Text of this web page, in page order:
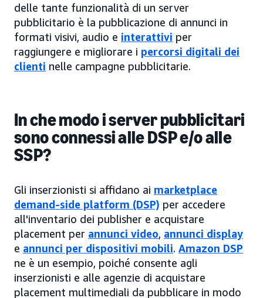
delle tante funzionalità di un server
pubblicitario è la pubblicazione di annunci in
formati visivi, audio e interattivi per
raggiungere e migliorare i percorsi digitali dei
clienti nelle campagne pubblicitarie.
In che modo i server pubblicitari
sono connessi alle DSP e/o alle
SSP?
Gli inserzionisti si affidano ai marketplace
demand-side platform (DSP) per accedere
all'inventario dei publisher e acquistare
placement per annunci video, annunci display
e annunci per dispositivi mobili. Amazon DSP
ne è un esempio, poiché consente agli
inserzionisti e alle agenzie di acquistare
placement multimediali da pubblicare in modo